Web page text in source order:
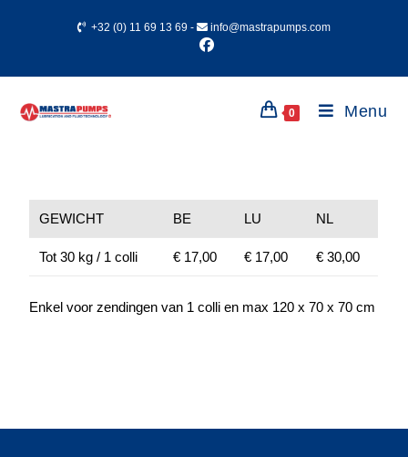
+32 (0) 11 69 13 69 - info@mastrapumps.com
0 Menu
GEWICHT BE LU NL
Tot 30 kg / 1 colli € 17,00 € 17,00 € 30,00
Enkel voor zendingen van 1 colli en max 120 x 70 x 70 cm